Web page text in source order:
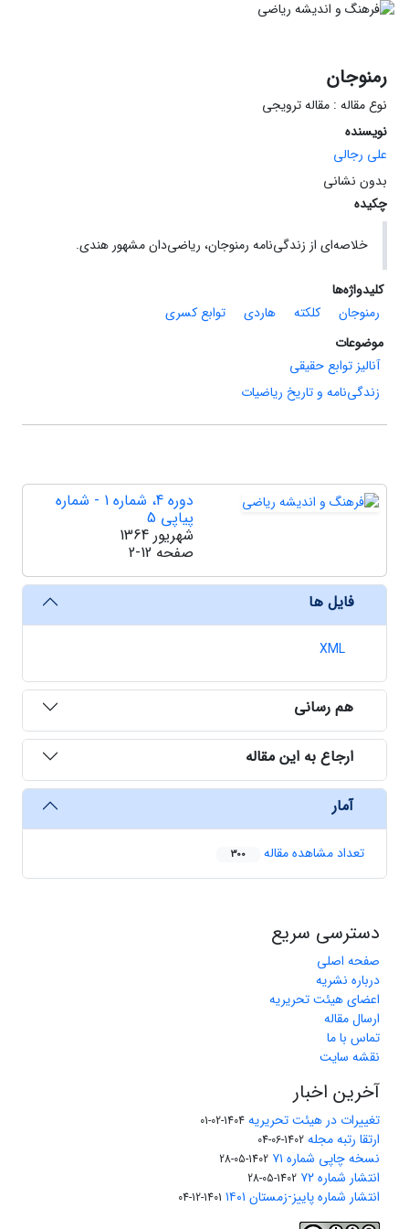
رمنوجان
نوع مقاله : مقاله ترویجی
نویسنده
علی رجالی
بدون نشانی
چکیده
خلاصه‌ای از زندگی‌نامه رمنوجان، ریاضی‌دان مشهور هندی.
کلیدواژه‌ها
رمنوجان
کلکته هاردی
توابع کسری
موضوعات
آنالیز توابع حقیقی
زندگی‌نامه و تاریخ ریاضیات
دوره 4، شماره 1 - شماره
پیاپی 5
شهریور 1364
صفحه 2-12
فایل ها
XML
هم رسانی
ارجاع به این مقاله
آمار
تعداد مشاهده مقاله 300
دسترسی سریع
صفحه اصلی
درباره نشریه
اعضای هیئت تحریریه
ارسال مقاله
تماس با ما
نقشه سایت
آخرین اخبار
تغییرات در هیئت تحریریه 1404-02-01
ارتقا رتبه مجله 1402-06-04
نسخه چاپی شماره ۷۱ 1402-05-28
انتشار شماره ۷۲ 1402-05-28
انتشار شماره پاییز-زمستان ۱۴۰۱ 1401-12-04